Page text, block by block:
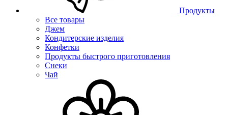
Продукты
Все товары
Джем
Кондитерские изделия
Конфетки
Продукты быстрого приготовления
Снеки
Чай